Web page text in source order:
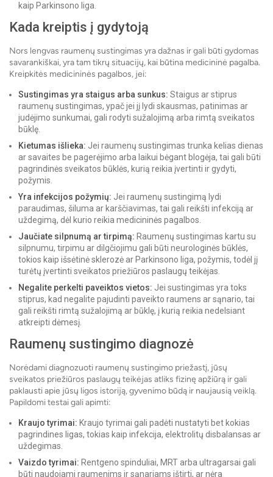
kaip Parkinsono liga.
Kada kreiptis į gydytoją
Nors lengvas raumenų sustingimas yra dažnas ir gali būti gydomas
savarankiškai, yra tam tikrų situacijų, kai būtina medicininė pagalba.
Kreipkitės medicininės pagalbos, jei:
Sustingimas yra staigus arba sunkus: Staigus ar stiprus
raumenų sustingimas, ypač jei jį lydi skausmas, patinimas ar
judėjimo sunkumai, gali rodyti sužalojimą arba rimtą sveikatos
būklę.
Kietumas išlieka: Jei raumenų sustingimas trunka kelias dienas
ar savaites be pagerėjimo arba laikui bėgant blogėja, tai gali būti
pagrindinės sveikatos būklės, kurią reikia įvertinti ir gydyti,
požymis.
Yra infekcijos požymių: Jei raumenų sustingimą lydi
paraudimas, šiluma ar karščiavimas, tai gali reikšti infekciją ar
uždegimą, dėl kurio reikia medicininės pagalbos.
Jaučiate silpnumą ar tirpimą: Raumenų sustingimas kartu su
silpnumu, tirpimu ar dilgčiojimu gali būti neurologinės būklės,
tokios kaip išsėtinė sklerozė ar Parkinsono liga, požymis, todėl jį
turėtų įvertinti sveikatos priežiūros paslaugų teikėjas.
Negalite perkelti paveiktos vietos: Jei sustingimas yra toks
stiprus, kad negalite pajudinti paveikto raumens ar sąnario, tai
gali reikšti rimtą sužalojimą ar būklę, į kurią reikia nedelsiant
atkreipti dėmesį.
Raumenų sustingimo diagnozė
Norėdami diagnozuoti raumenų sustingimo priežastį, jūsų
sveikatos priežiūros paslaugų teikėjas atliks fizinę apžiūrą ir gali
paklausti apie jūsų ligos istoriją, gyvenimo būdą ir naujausią veiklą.
Papildomi testai gali apimti:
Kraujo tyrimai: Kraujo tyrimai gali padėti nustatyti bet kokias
pagrindines ligas, tokias kaip infekcija, elektrolitų disbalansas ar
uždegimas.
Vaizdo tyrimai: Rentgeno spinduliai, MRT arba ultragarsai gali
būti naudojami raumenims ir sąnariams ištirti, ar nėra